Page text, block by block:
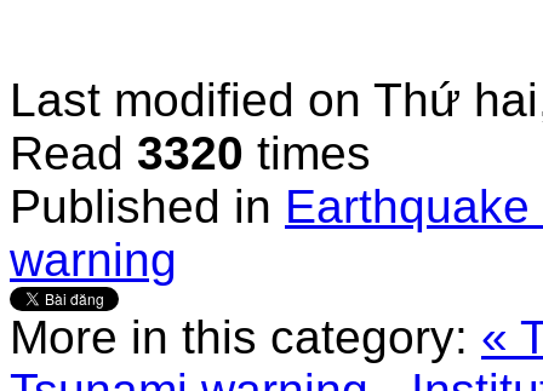
Last modified on Thứ
Read 3320 times
Published in
warning
More in this category: «